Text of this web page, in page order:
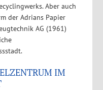
Aber auch
der Adrians Papier
AG (1961)
IM